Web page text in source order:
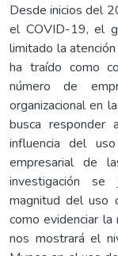
Desde inicios del
el COVID-19, el
limitado la
ha traído como
número de
organizacional en
busca responder
influencia del
empresarial de
investigación se
magnitud del uso
como evidenciar
nos mostrará el